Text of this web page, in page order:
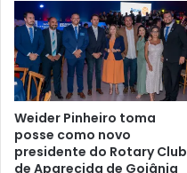
Weider Pinheiro toma
posse como novo
presidente do Rotary Club
de Aparecida de Goiânia